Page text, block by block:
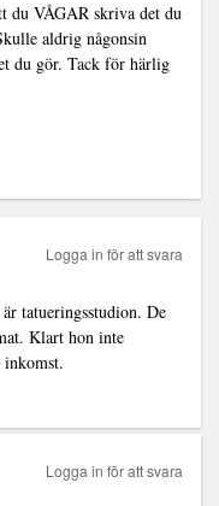
du VÅGAR skriva det du
aldrig någonsin
du gör. Tack för härlig
tatueringsstudion. De
Klart hon inte
inkomst.
Logga in för att svara
Logga in för att svara